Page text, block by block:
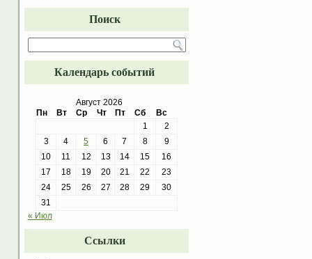
Поиск
Календарь событий
Август 2026
Пн
Вт Ср Чт Пт Сб
Вс
1
2
3
4 5 6 7 8
9
10
11 12 13 14 15
16
17
18 19 20 21 22
23
24
25 26 27 28 29
30
31
« Июл
Ссылки